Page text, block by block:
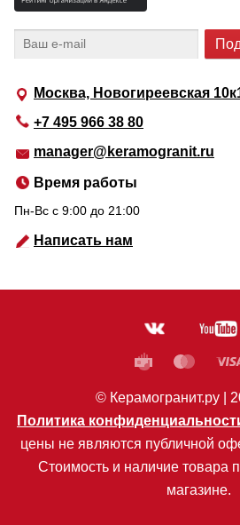
Москва, Новогиреевская
+7 495 966 38 80
manager@keramogranit.ru
Время работы
Пн-Вс c 9:00 до 21:00
Написать нам
© Керамогранит.ру |
Политика
цены не являются публичной
Стоимость и наличие товара
магазине.